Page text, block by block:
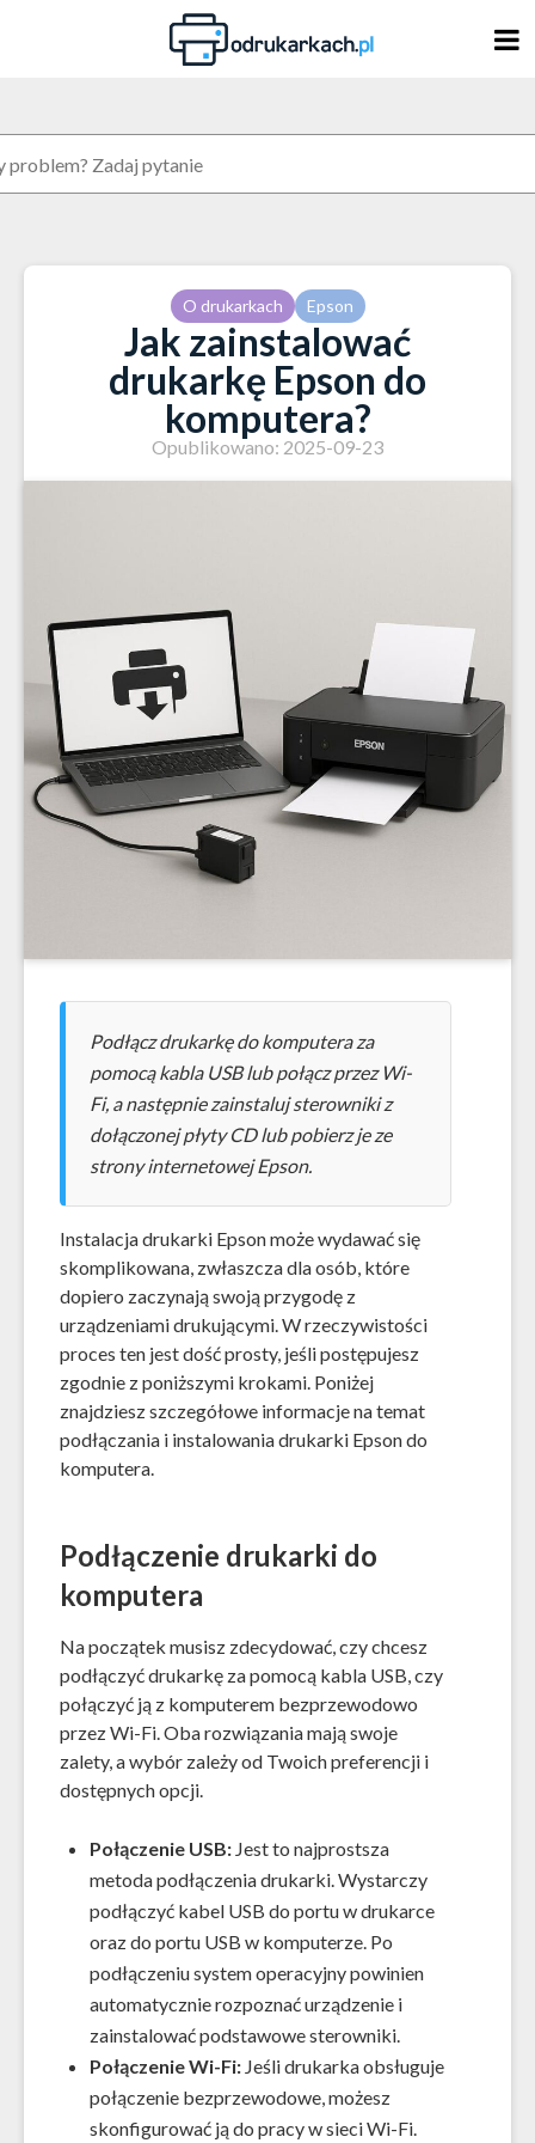
O drukarkach Epson
Jak zainstalować
drukarkę Epson do
komputera?
Opublikowano: 2025-09-23
Podłącz drukarkę do komputera za
pomocą kabla USB lub połącz przez Wi-
Fi, a następnie zainstaluj sterowniki z
dołączonej płyty CD lub pobierz je ze
strony internetowej Epson.
Instalacja drukarki Epson może wydawać się
skomplikowana, zwłaszcza dla osób, które
dopiero zaczynają swoją przygodę z
urządzeniami drukującymi. W rzeczywistości
proces ten jest dość prosty, jeśli postępujesz
zgodnie z poniższymi krokami. Poniżej
znajdziesz szczegółowe informacje na temat
podłączania i instalowania drukarki Epson do
komputera.
Podłączenie drukarki do
komputera
Na początek musisz zdecydować, czy chcesz
podłączyć drukarkę za pomocą kabla USB, czy
połączyć ją z komputerem bezprzewodowo
przez Wi-Fi. Oba rozwiązania mają swoje
zalety, a wybór zależy od Twoich preferencji i
dostępnych opcji.
Połączenie USB: Jest to najprostsza
metoda podłączenia drukarki. Wystarczy
podłączyć kabel USB do portu w drukarce
oraz do portu USB w komputerze. Po
podłączeniu system operacyjny powinien
automatycznie rozpoznać urządzenie i
zainstalować podstawowe sterowniki.
Połączenie Wi-Fi: Jeśli drukarka obsługuje
połączenie bezprzewodowe, możesz
skonfigurować ją do pracy w sieci Wi-Fi.